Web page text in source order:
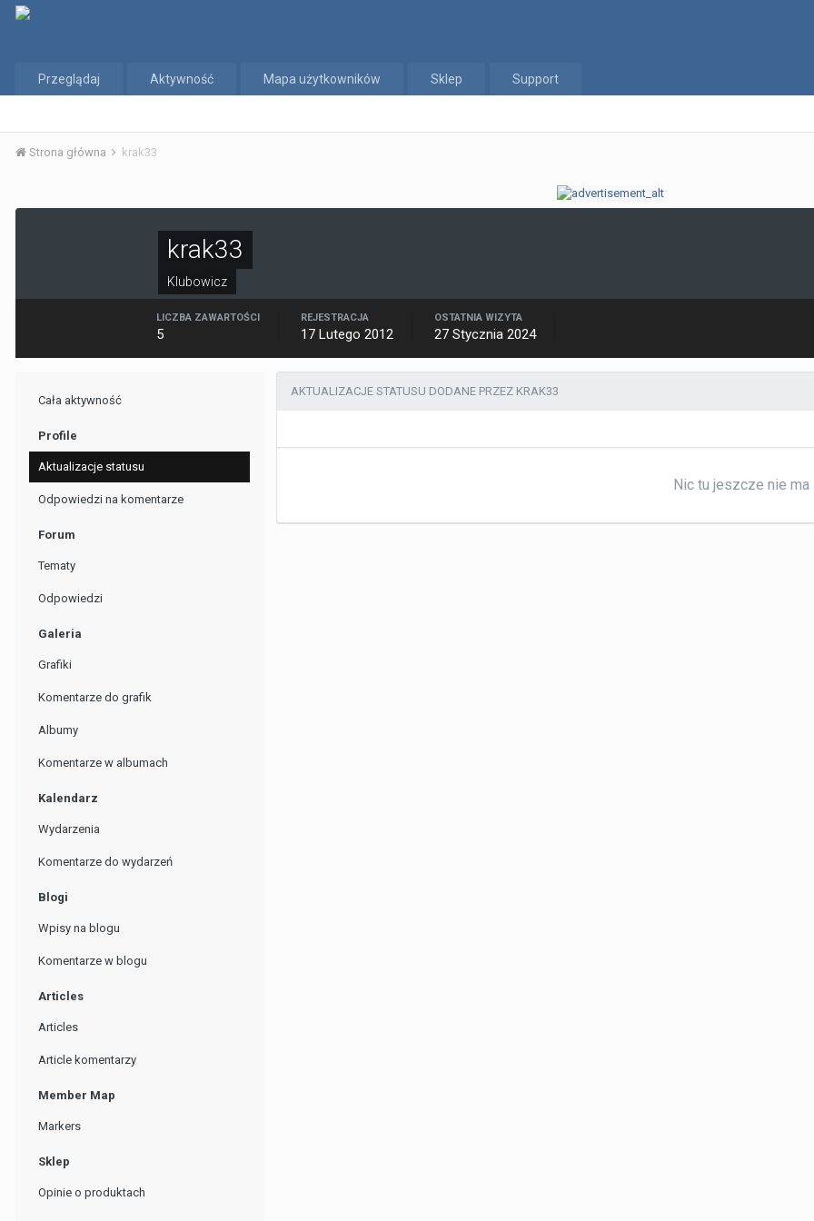
Przeglądaj Aktywność Mapa użytkowników Sklep Support
Strona główna krak33
krak33
Klubowicz
LICZBA ZAWARTOŚCI
5
REJESTRACJA
17 Lutego 2012
OSTATNIA WIZYTA
27 Stycznia 2024
Cała aktywność
Profile
Aktualizacje statusu
Odpowiedzi na komentarze
Forum
Tematy
Odpowiedzi
Galeria
Grafiki
Komentarze do grafik
Albumy
Komentarze w albumach
Kalendarz
Wydarzenia
Komentarze do wydarzeń
Blogi
Wpisy na blogu
Komentarze w blogu
Articles
Articles
Article komentarzy
Member Map
Markers
Sklep
Opinie o produktach
AKTUALIZACJE STATUSU DODANE PRZEZ KRAK33
Nic tu jeszcze nie ma